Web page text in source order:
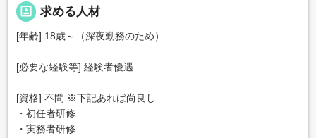
portrait 求める人材
[年齢] 18歳～（深夜勤務のため）
[必要な経験等] 経験者優遇
[資格] 不問 ※下記あれば尚良し
・初任者研修
・実務者研修